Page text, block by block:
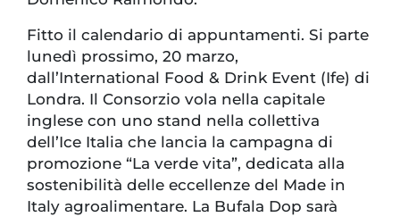
Fitto il calendario di appuntamenti. Si parte
lunedì prossimo, 20 marzo,
dall’International Food & Drink Event (Ife) di
Londra. Il Consorzio vola nella capitale
inglese con uno stand nella collettiva
dell’Ice Italia che lancia la campagna di
promozione “La verde vita”, dedicata alla
sostenibilità delle eccellenze del Made in
Italy agroalimentare. La Bufala Dop sarà